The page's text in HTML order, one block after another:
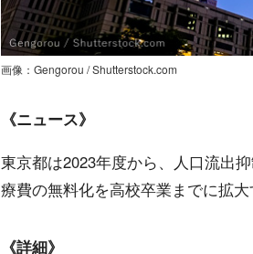
画像：Gengorou / Shutterstock.com
《ニュース》
東京都は2023年度から、人口流出
療費の無料化を高校卒業までに拡
《詳細》